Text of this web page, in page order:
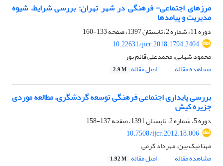
مرزهای اجتماعی- فرهنگی در شهر تهران: بررسی شرایط، شیوه
مدیریت و پیامدها
دوره 11، شماره 2، تابستان 1397، صفحه
133-160
10.22631/jicr.2018.1794.2404
محمود شهابی، محمدعلی قائم پور
مشاهده مقاله
اصل مقاله 2.9 M
بررسی پایداری اجتماعی فرهنگی توسعه گردشگری، مطالعه موردی
جزیره کیش
دوره 5، شماره 2، تابستان 1391، صفحه
137-158
10.7508/ijcr.2012.18.006
مهنا نیک بین، مهرداد کرمی
مشاهده مقاله
اصل مقاله 1.92 M